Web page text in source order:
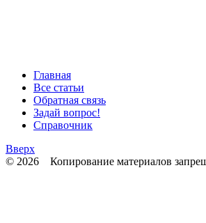
Главная
Все статьи
Обратная связь
Задай вопрос!
Справочник
Вверх
© 2026 Копирование материалов